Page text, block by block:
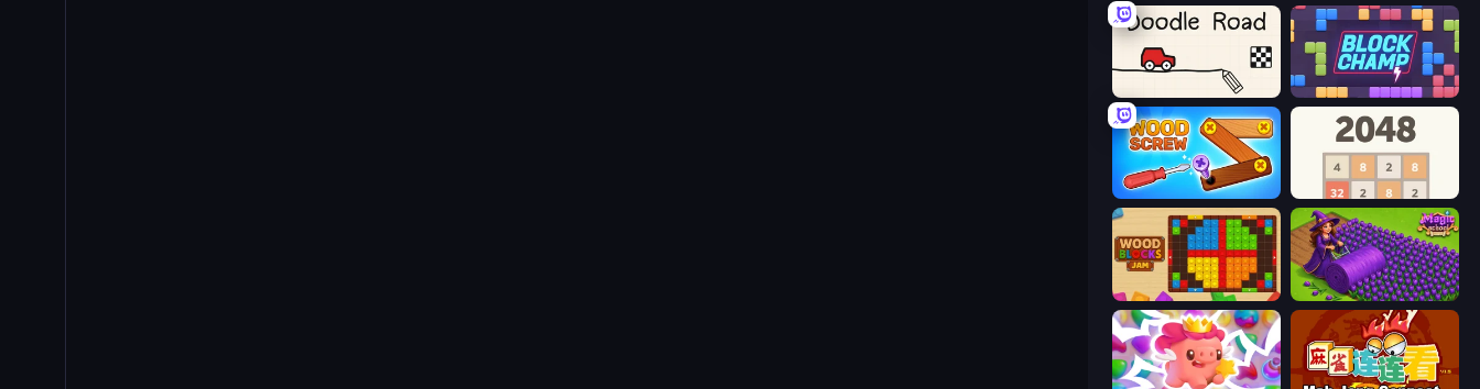
Block Champ
Wood Screw: Bolts Puzzle 2048
Wood Blocks Jam Magic School